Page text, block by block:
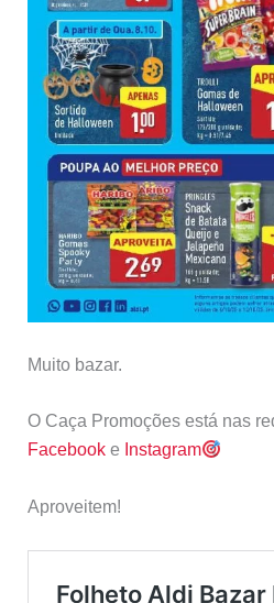
Muito bazar.
O Caça Promoções está nas
Facebooke Instagram
Aproveitem!